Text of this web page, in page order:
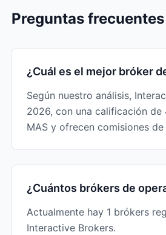
Preguntas frecuentes
¿Cuál es el mejor bróker
Según nuestro análisis,
2026, con una calificación de
MAS y ofrecen comisiones
¿Cuántos brókers de
Actualmente hay 1 brókers
Interactive Brokers.